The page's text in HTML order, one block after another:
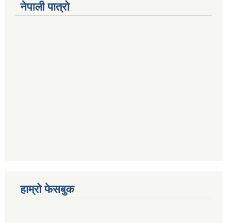
नेपाली पात्रो
हाम्रो फेसबुक